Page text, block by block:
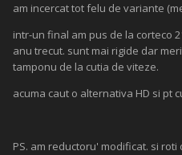
am incercat tot felu de variante
intr-un final am pus de la corteco
anu trecut. sunt mai rigide dar
tamponu de la cutia de viteze.
acuma caut o alternativa HD si pt
PS. am reductoru' modificat. si roti